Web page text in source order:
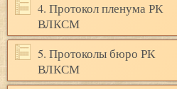
4. Протокол пленума РК
ВЛКСМ
5. Протоколы бюро РК
ВЛКСМ